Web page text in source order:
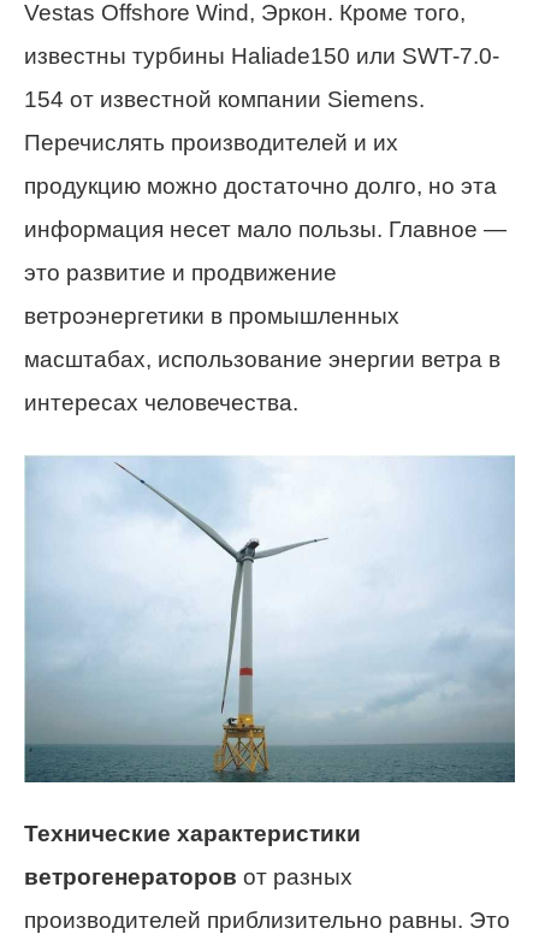
Vestas Offshore Wind, Эркон. Кроме того,
известны турбины Haliade150 или SWT-7.0-
154 от известной компании Siemens.
Перечислять производителей и их
продукцию можно достаточно долго, но эта
информация несет мало пользы. Главное —
это развитие и продвижение
ветроэнергетики в промышленных
масштабах, использование энергии ветра в
интересах человечества.
Технические характеристики
ветрогенераторов от разных
производителей приблизительно равны. Это